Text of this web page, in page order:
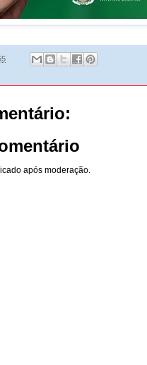
após moderação.